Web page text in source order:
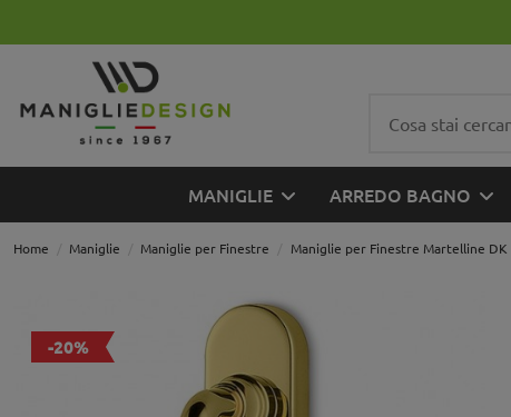
MANIGLIE ARREDO BAGNO
Home Maniglie Maniglie per Finestre Maniglie per Finestre Martelline DK
-20%